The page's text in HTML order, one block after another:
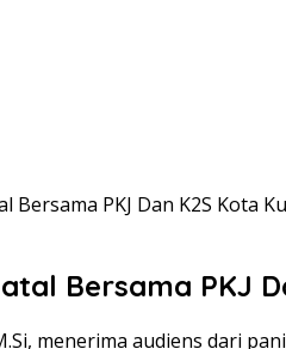
Bersama PKJ Dan K2S Kota
Bersama PKJ
menerima audiens dari